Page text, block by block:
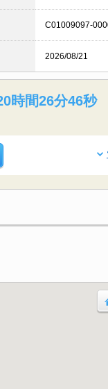
C01009097-
2026/08/21
時間26分45秒